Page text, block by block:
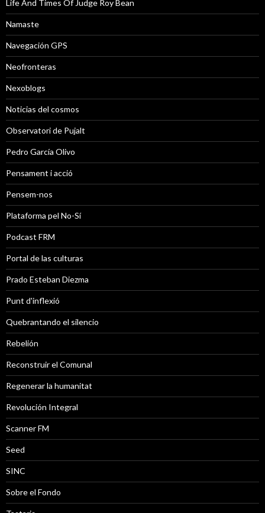
Life And Times Of Judge Roy Bean
Namaste
Navegación GPS
Neofronteras
Nexoblogs
Noticias del cosmos
Observatori de Pujalt
Pedro García Olivo
Pensament i acció
Pensem-nos
Plataforma pel No-Sí
Podcast FRM
Portal de las culturas
Prado Esteban Diezma
Punt d'inflexió
Quebrantando el silencio
Rebelión
Reconstruir el Comunal
Regenerar la humanitat
Revolución Integral
Scanner FM
Seed
SINC
Sobre el Fondo